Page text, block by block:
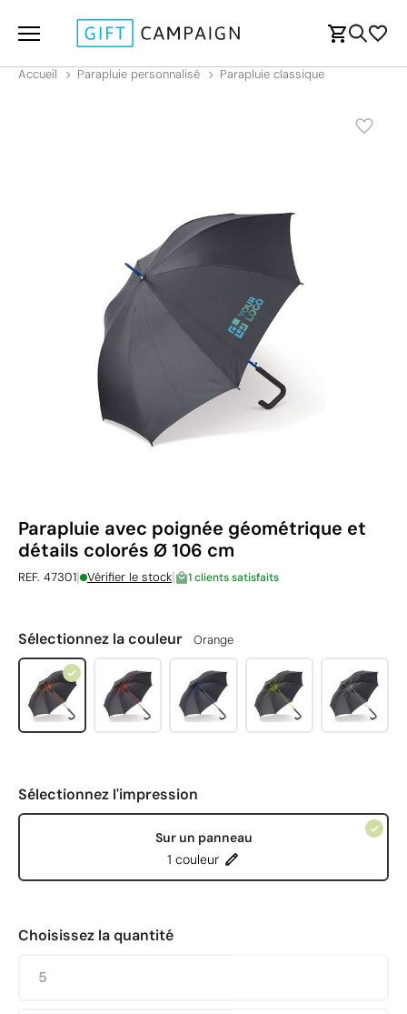
Accueil Parapluie personnalisé Parapluie classique
Parapluie avec poignée géométrique et
détails colorés Ø 106 cm
REF. 47301| Vérifier le stock| 1 clients satisfaits
Sélectionnez la couleur Orange
Sélectionnez l'impression
Sur un panneau
1 couleur
Choisissez la quantité
5